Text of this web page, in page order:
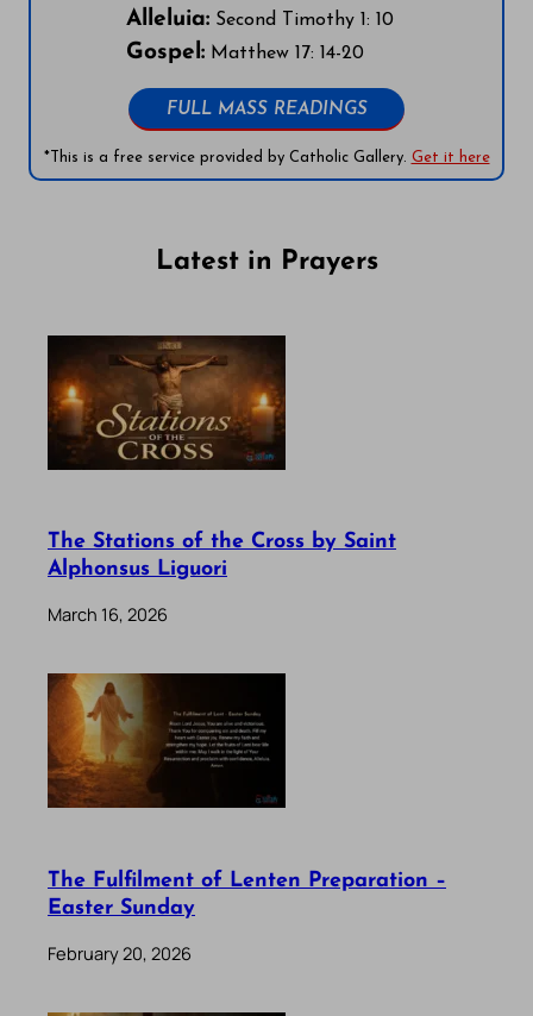
Alleluia:Second Timothy 1: 10
Gospel:Matthew 17: 14-20
FULL MASS READINGS
*This is a free service provided by Catholic Gallery. Get it here
Latest in Prayers
The Stations of the Cross by Saint
Alphonsus Liguori
March 16, 2026
The Fulfilment of Lenten Preparation –
Easter Sunday
February 20, 2026